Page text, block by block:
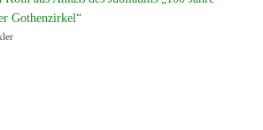
Gothenzirkel“